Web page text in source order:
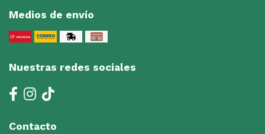
Medios de envío
Nuestras redes sociales
Contacto